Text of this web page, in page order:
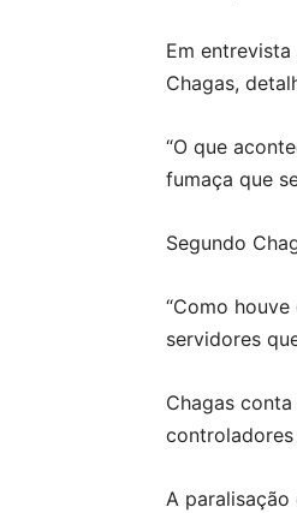
Em
Chagas,
“O que
fumaça que
Segundo
“Como
servidores
Chagas
controladores
A